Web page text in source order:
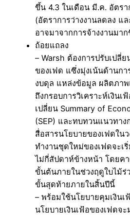
ขึ้น 4.3 ในเดือน มี.ค. อัตรา
(อัตราการว่างงานลดลง แ
อาจมาจากการจ้างงานมา
ถ้อยแถลง
– Warsh ต้องการปรับเปลี่
ของเฟด แซึ่งมุ่งเน้นด้านกา
งบดุล แหล่งข้อมูล ผลิตภาพ
ถึงกรอบการวิเคราะห์เงิน
เปลี่ยน Summary of
(SEP) และทบทวนแนวทาง
สื่อสารนโยบายของเฟดใน
ทำงานชุดใหม่ของเฟดจะเ
ไม่กี่สัปดาห์ข้างหน้า โดยค
ขั้นต้นภายในช่วงฤดูใบไม้ร่
ขั้นสุดท้ายภายในสิ้นปีนี้
– พร้อมใช้นโยบายคุมเงิน
นโยบายเงินเฟ้อของเฟดจะ